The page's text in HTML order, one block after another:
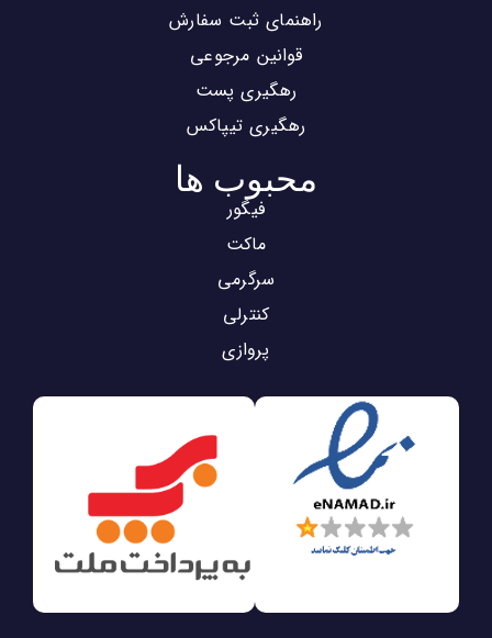
راهنمای ثبت سفارش
قوانین مرجوعی
رهگیری پست
رهگیری تیپاکس
محبوب ها
فیگور
ماکت
سرگرمی
کنترلی
پروازی